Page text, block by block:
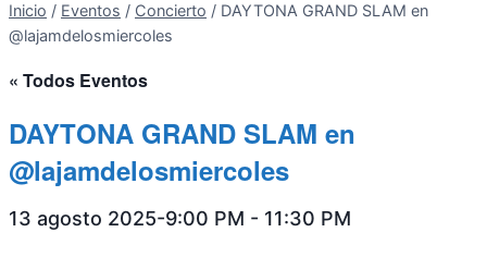
Inicio / Eventos / Concierto / DAYTONA GRAND SLAM en
@lajamdelosmiercoles
« Todos Eventos
DAYTONA GRAND SLAM en
@lajamdelosmiercoles
13 agosto 2025-9:00 PM - 11:30 PM